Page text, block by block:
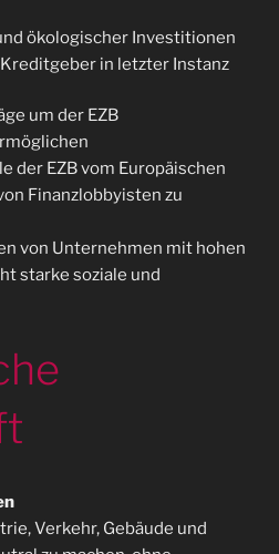
ökologischer Investitionen
in letzter Instanz
um der EZB
der EZB vom Europäischen
Finanzlobbyisten zu
von Unternehmen mit hohen
starke soziale und
Verkehr, Gebäude und